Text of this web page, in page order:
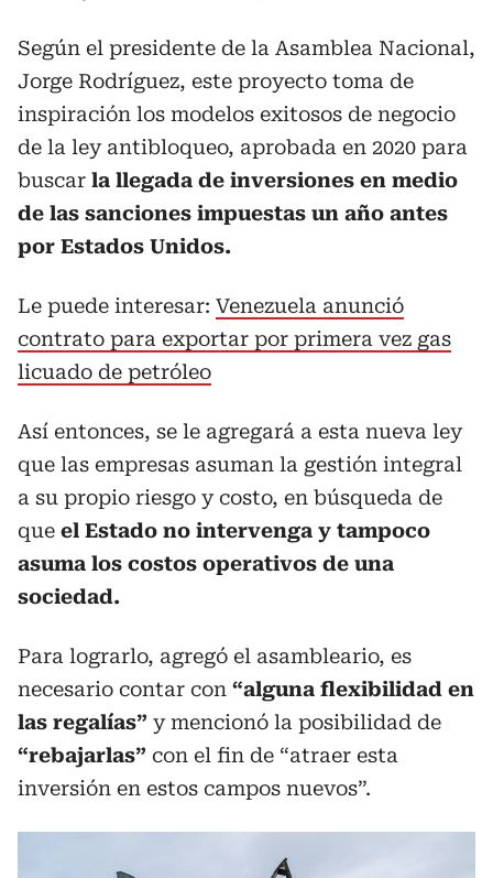
Según el presidente de la Asamblea Nacional,
Jorge Rodríguez, este proyecto toma de
inspiración los modelos exitosos de negocio
de la ley antibloqueo, aprobada en 2020 para
buscar la llegada de inversiones en medio
de las sanciones impuestas un año antes
por Estados Unidos.
Le puede interesar: Venezuela anunció
contrato para exportar por primera vez gas
licuado de petróleo
Así entonces, se le agregará a esta nueva ley
que las empresas asuman la gestión integral
a su propio riesgo y costo, en búsqueda de
que el Estado no intervenga y tampoco
asuma los costos operativos de una
sociedad.
Para lograrlo, agregó el asambleario, es
necesario contar con “alguna flexibilidad en
las regalías” y mencionó la posibilidad de
“rebajarlas” con el fin de “atraer esta
inversión en estos campos nuevos”.